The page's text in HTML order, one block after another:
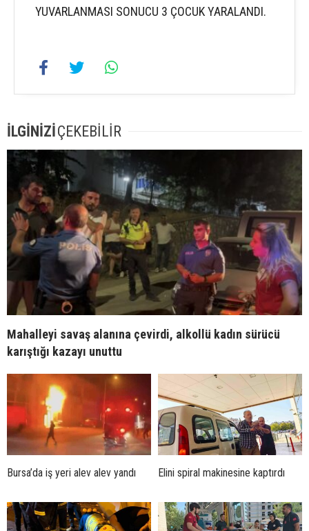
YUVARLANMASI SONUCU 3 ÇOCUK YARALANDI.
İLGİNİZİÇEKEBİLİR
Mahalleyi savaş alanına çevirdi, alkollü kadın sürücü
karıştığı kazayı unuttu
Bursa’da iş yeri alev alev yandı Elini spiral makinesine kaptırdı